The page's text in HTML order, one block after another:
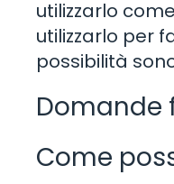
utilizzarlo
utilizzarlo per
possibilità
Domande
Come